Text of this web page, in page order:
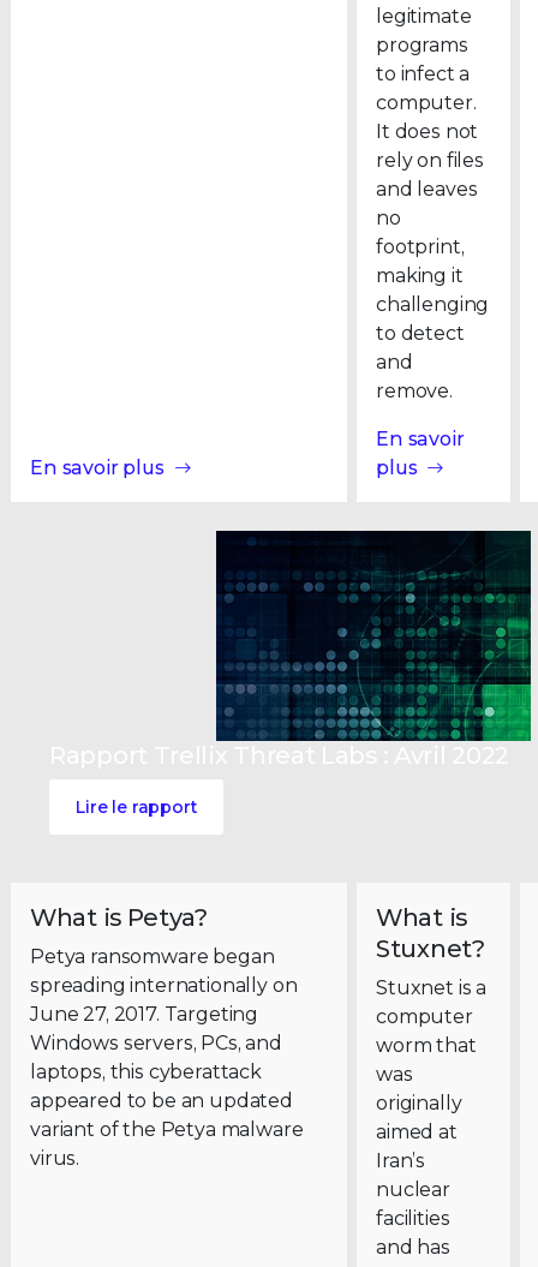
En savoir plus
legitimate
programs
to infect a
computer.
It does not
rely on files
and leaves
no
footprint,
making it
challenging
to detect
and
remove.
En savoir
plus
Lire le rapport
What is Petya?
Petya ransomware began
spreading internationally on
June 27, 2017. Targeting
Windows servers, PCs, and
laptops, this cyberattack
appeared to be an updated
variant of the Petya malware
virus.
What is
Stuxnet?
Stuxnet is a
computer
worm that
was
originally
aimed at
Iran’s
nuclear
facilities
and has